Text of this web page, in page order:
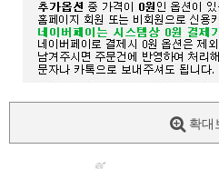
확대